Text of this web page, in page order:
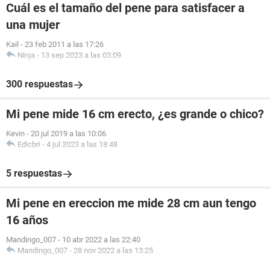
Cuál es el tamaño del pene para satisfacer a
una mujer
Kail - 23 feb 2011 a las 17:26
Ninja - 13 sep 2023 a las 03:09
300 respuestas
Mi pene mide 16 cm erecto, ¿es grande o chico?
Kevin - 20 jul 2019 a las 10:06
Edicbri - 4 jul 2023 a las 18:48
5 respuestas
Mi pene en ereccion me mide 28 cm aun tengo
16 años
Mandingo_007 - 10 abr 2022 a las 22:40
Mandingo_007 - 28 nov 2022 a las 13:25